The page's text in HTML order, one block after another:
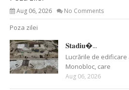
Aug 06, 2026 No Comments
Poza zilei
𝐒𝐭𝐚𝐝𝐢𝐮�...
Lucrările de
Monobloc, care
Aug 06, 2026